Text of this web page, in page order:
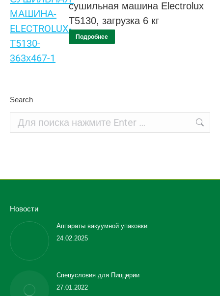
сушильная машина Electrolux
Т5130, загрузка 6 кг
Подробнее
Search
Новости
Аппараты вакуумной упаковки
24.02.2025
Спецусловия для Пиццерии
27.01.2022